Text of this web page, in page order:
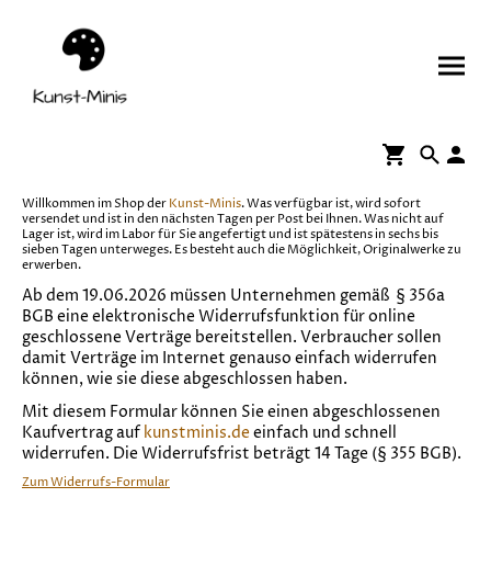
Willkommen im Shop der Kunst-Minis. Was verfügbar ist, wird sofort
versendet und ist in den nächsten Tagen per Post bei Ihnen. Was nicht auf
Lager ist, wird im Labor für Sie angefertigt und ist spätestens in sechs bis
sieben Tagen unterweges. Es besteht auch die Möglichkeit, Originalwerke zu
erwerben.
Ab dem 19.06.2026 müssen Unternehmen gemäß § 356a
BGB eine elektronische Widerrufsfunktion für online
geschlossene Verträge bereitstellen. Verbraucher sollen
damit Verträge im Internet genauso einfach widerrufen
können, wie sie diese abgeschlossen haben.
Mit diesem Formular können Sie einen abgeschlossenen
Kaufvertrag auf kunstminis.deeinfach und schnell
widerrufen. Die Widerrufsfrist beträgt 14 Tage (§ 355 BGB).
Zum Widerrufs-Formular